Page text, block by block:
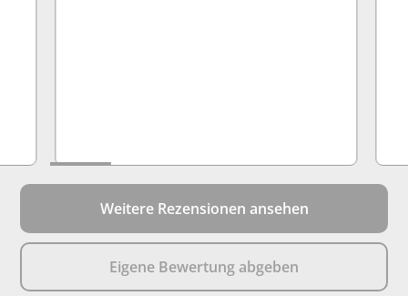
Weitere Rezensionen ansehen
Eigene Bewertung abgeben